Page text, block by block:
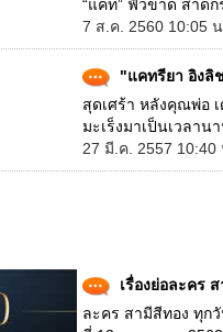
“แคท” ฟิวขาด สาดก
7 ส.ค. 2560 10:05
"แคทรียา อิงลิ
สุดเศร้า หลังคุณพ่อ
มะเร็งมาเป็นเวลานา
27 มี.ค. 2557
เรื่องย่อละคร
ละคร สามีสีทอง ทุก